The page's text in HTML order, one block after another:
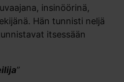
insinöörinä,
Hän tunnisti neljä
itsessään
”